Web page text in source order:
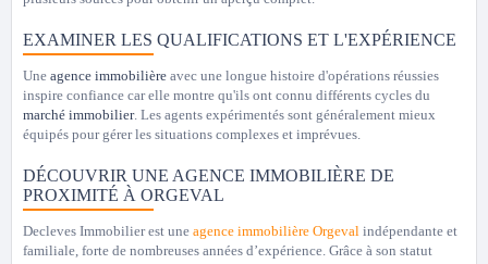
EXAMINER LES QUALIFICATIONS ET L'EXPÉRIENCE
Une agence immobilière avec une longue histoire d'opérations réussies
inspire confiance car elle montre qu'ils ont connu différents cycles du
marché immobilier. Les agents expérimentés sont généralement mieux
équipés pour gérer les situations complexes et imprévues.
DÉCOUVRIR UNE AGENCE IMMOBILIÈRE DE
PROXIMITÉ À ORGEVAL
Decleves Immobilier est une agence immobilière Orgeval indépendante et
familiale, forte de nombreuses années d’expérience. Grâce à son statut